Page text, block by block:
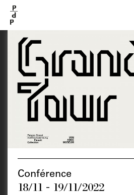
contenu
principal
Conférence
18/11 - 19/11/2022